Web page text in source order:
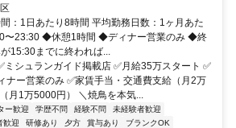
：1日あたり8時間 平均勤務日数：1ヶ月あた
〜23:30 ◆休憩1時間 ◆ディナー営業のみ ◆終
15:30までに終われば...
ミシュランガイド掲載店 ✅月給35万スタート ✅
ナー営業のみ ✅家賃手当・交通費支給（月2万
月1万5000円） ＼焼鳥を本気...
ー歓迎 学歴不問 経験不問
未経験者歓迎
歓迎 研修あり 夕方 賞与あり
ブランクOK